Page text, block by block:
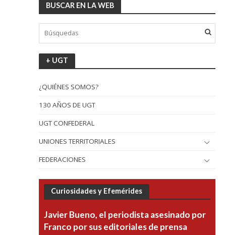
BUSCAR EN LA WEB
+ UGT
¿QUIÉNES SOMOS?
130 AÑOS DE UGT
UGT CONFEDERAL
UNIONES TERRITORIALES
FEDERACIONES
Curiosidades y Efemérides
Javier Bueno, el periodista asesinado por
Franco por sus editoriales de prensa